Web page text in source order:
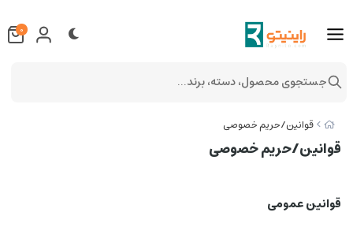
قوانین/حریم خصوصی
قوانین/حریم خصوصی
قوانین عمومی
0
جستجوی محصول، دسته، برند...